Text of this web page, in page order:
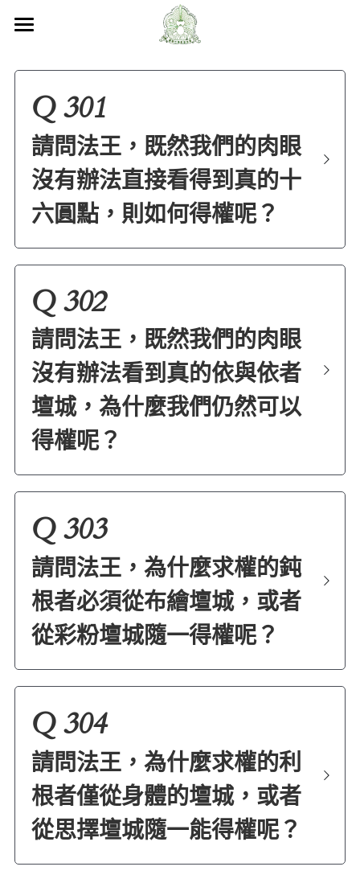
關於嘎檔
認識嘎檔
傳承祖師
持教仁波切
嘎檔修行
嘎檔經藏
講經說法
弘法日誌
尼泊爾
嘎檔活動
法會活動
活動集錦
人文關懷
加入義工
台灣
亞洲
美洲
聯絡我們
立即捐款
Q 301
請問法王，既然我們的肉眼
沒有辦法直接看得到真的十
六圓點，則如何得權呢？
Q 302
請問法王，既然我們的肉眼
沒有辦法看到真的依與依者
壇城，為什麼我們仍然可以
得權呢？
Q 303
請問法王，為什麼求權的鈍
根者必須從布繪壇城，或者
從彩粉壇城隨一得權呢？
Q 304
請問法王，為什麼求權的利
根者僅從身體的壇城，或者
從思擇壇城隨一能得權呢？
部落格分類
法會活動
弘法活動
尼泊爾嘎檔寺